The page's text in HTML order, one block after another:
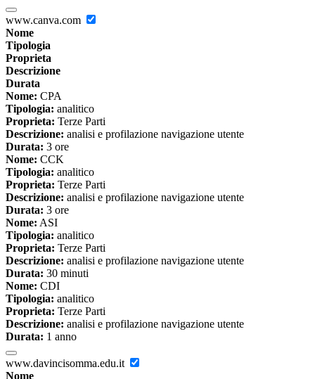
www.canva.com
Nome
Tipologia
Proprieta
Descrizione
Durata
Nome: CPA
Tipologia: analitico
Proprieta: Terze Parti
Descrizione: analisi e profilazione navigazione utente
Durata: 3 ore
Nome: CCK
Tipologia: analitico
Proprieta: Terze Parti
Descrizione: analisi e profilazione navigazione utente
Durata: 3 ore
Nome: ASI
Tipologia: analitico
Proprieta: Terze Parti
Descrizione: analisi e profilazione navigazione utente
Durata: 30 minuti
Nome: CDI
Tipologia: analitico
Proprieta: Terze Parti
Descrizione: analisi e profilazione navigazione utente
Durata: 1 anno
www.davincisomma.edu.it
Nome